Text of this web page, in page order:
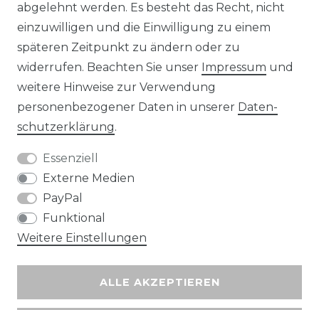
Unsere Zahlungsmöglichkeiten
Wir versenden mit
abgelehnt werden. Es besteht das Recht, nicht
einzuwilligen und die Einwilligung zu einem
späteren Zeitpunkt zu ändern oder zu
widerrufen. Beachten Sie unser Impressum und
weitere Hinweise zur Verwendung
personenbezogener Daten in unserer Daten­
schutz­erklärung.
Essenziell
Externe Medien
PayPal
Funktional
Weitere Einstellungen
ALLE AKZEPTIEREN